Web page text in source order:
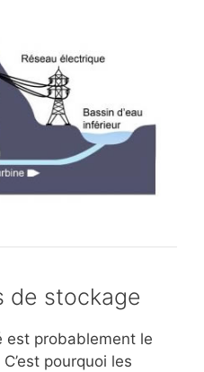
de stockage
est probablement le
pourquoi les